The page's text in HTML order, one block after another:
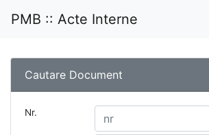
PMB :: Acte Interne
Cautare Document
Nr.